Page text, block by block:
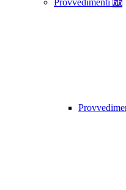
Provvedimenti 66